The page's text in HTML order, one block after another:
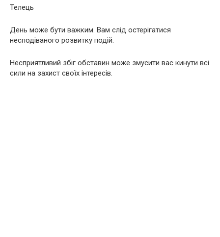
Телець
День може бути важким. Вам слід остерігатися
несподіваного розвитку подій.
Несприятливий збіг обставин може змусити вас кинути всі
сили на захист своїх інтересів.